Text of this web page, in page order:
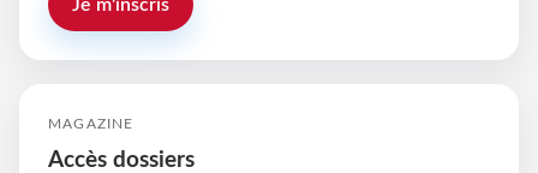
Je m'inscris
MAGAZINE
Accès dossiers